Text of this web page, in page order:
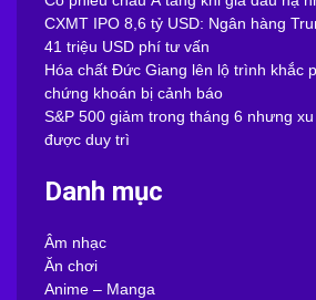
CXMT IPO 8,6 tỷ USD: Ngân hàng
41 triệu USD phí tư vấn
Hóa chất Đức Giang lên lộ trình khắc
chứng khoán bị cảnh báo
S&P 500 giảm trong tháng 6 nhưng
được duy trì
Danh mục
Âm nhạc
Ăn chơi
Anime – Manga